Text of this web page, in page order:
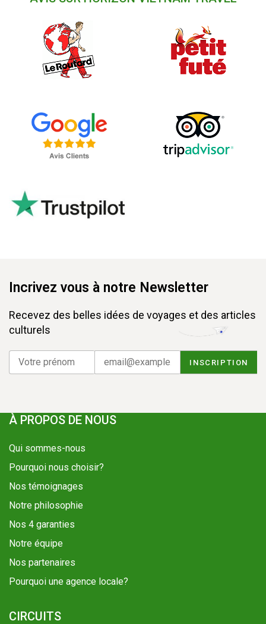
Incrivez vous à notre Newsletter
Recevez des belles idées de voyages et des articles
culturels
À PROPOS DE NOUS
Qui sommes-nous
Pourquoi nous choisir?
Nos témoignages
Notre philosophie
Nos 4 garanties
Notre équipe
Nos partenaires
Pourquoi une agence locale?
CIRCUITS